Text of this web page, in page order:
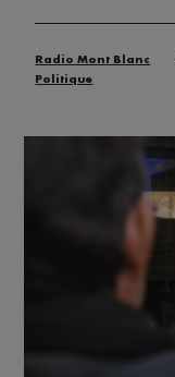
Radio Mont Blanc
Politique